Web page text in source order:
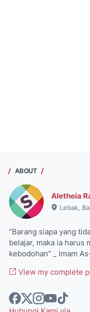
ABOUT
Aletheia
Lebak,
“Barang siapa yang
belajar, maka ia harus
kebodohan” _ Imam
View my complete